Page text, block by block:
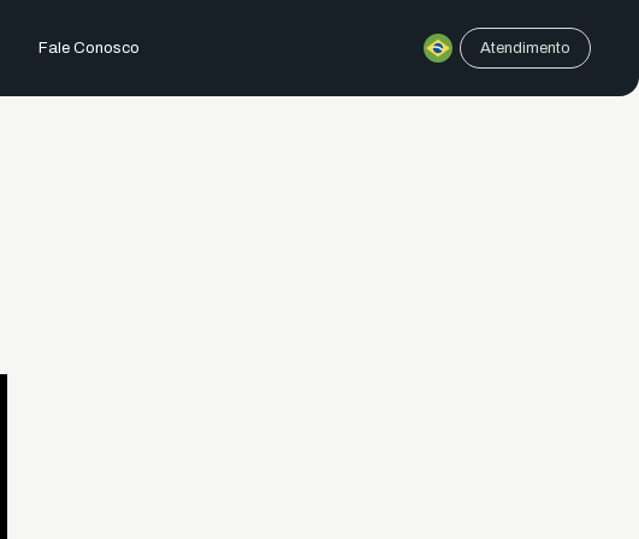
Fale Conosco Atendimento